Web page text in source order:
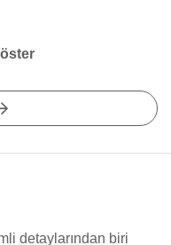
detaylarından biri